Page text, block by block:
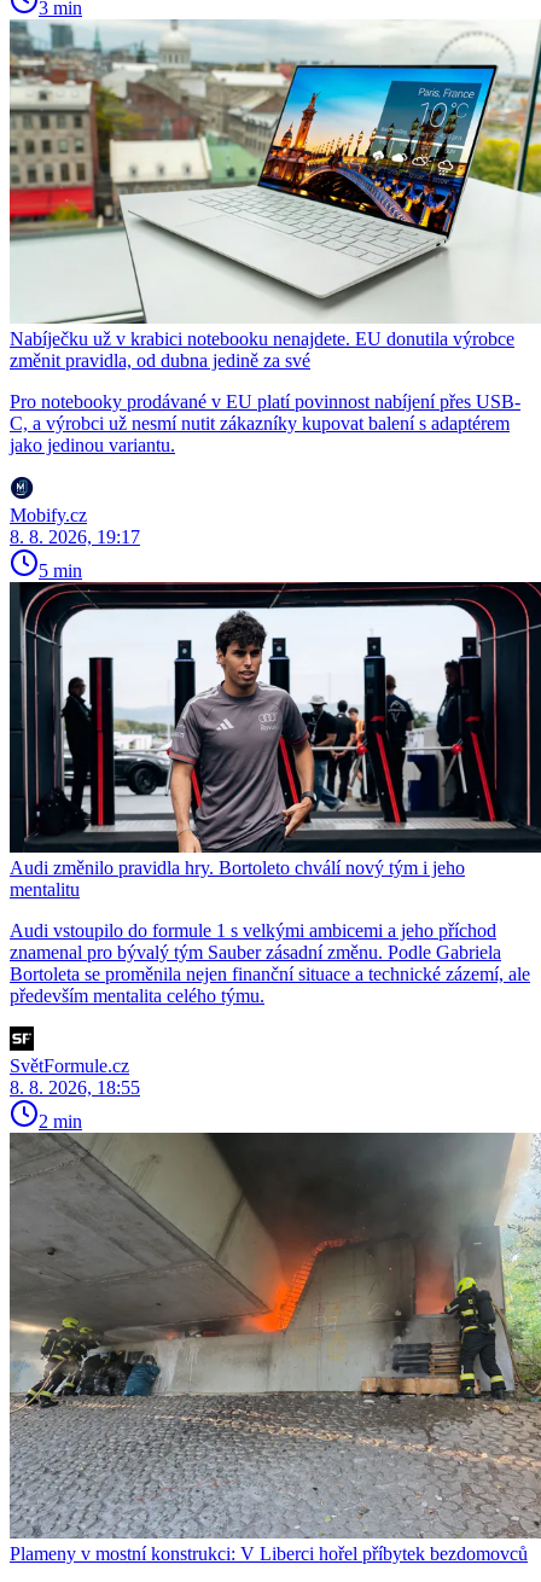
3 min
Nabíječku už v krabici notebooku nenajdete. EU donutila výrobce
změnit pravidla, od dubna jedině za své
Pro notebooky prodávané v EU platí povinnost nabíjení přes USB-
C, a výrobci už nesmí nutit zákazníky kupovat balení s adaptérem
jako jedinou variantu.
Mobify.cz
8. 8. 2026, 19:17
5 min
Audi změnilo pravidla hry. Bortoleto chválí nový tým i jeho
mentalitu
Audi vstoupilo do formule 1 s velkými ambicemi a jeho příchod
znamenal pro bývalý tým Sauber zásadní změnu. Podle Gabriela
Bortoleta se proměnila nejen finanční situace a technické zázemí, ale
především mentalita celého týmu.
SvětFormule.cz
8. 8. 2026, 18:55
2 min
Plameny v mostní konstrukci: V Liberci hořel příbytek bezdomovců